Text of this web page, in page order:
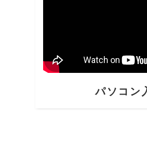
パソコン